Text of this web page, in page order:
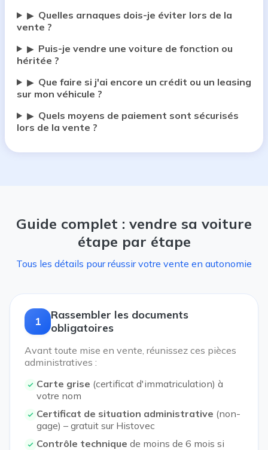
▶ Quelles arnaques dois-je éviter lors de la
vente ?
▶ Puis-je vendre une voiture de fonction ou
héritée ?
▶ Que faire si j'ai encore un crédit ou un leasing
sur mon véhicule ?
▶ Quels moyens de paiement sont sécurisés
lors de la vente ?
Guide complet : vendre sa voiture
étape par étape
Tous les détails pour réussir votre vente en autonomie
1
Rassembler les documents
obligatoires
Avant toute mise en vente, réunissez ces pièces
administratives :
Carte grise (certificat d'immatriculation) à
votre nom
Certificat de situation administrative (non-
gage) – gratuit sur Histovec
Contrôle technique de moins de 6 mois si